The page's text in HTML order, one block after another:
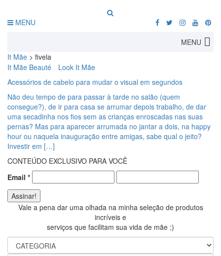
MENU
MENU
It Mãe > fivela
It Mãe Beauté
Look It Mãe
Acessórios de cabelo para mudar o visual em segundos
Não deu tempo de para passar à tarde no salão (quem
consegue?), de ir para casa se arrumar depois trabalho, de dar
uma secadinha nos fios sem as crianças enroscadas nas suas
pernas? Mas para aparecer arrumada no jantar a dois, na happy
hour ou naquela inauguração entre amigas, sabe qual o jeito?
Investir em […]
CONTEÚDO EXCLUSIVO PARA VOCÊ
Email *
Vale a pena dar uma olhada na minha seleção de produtos
incríveis e
serviços que facilitam sua vida de mãe ;)